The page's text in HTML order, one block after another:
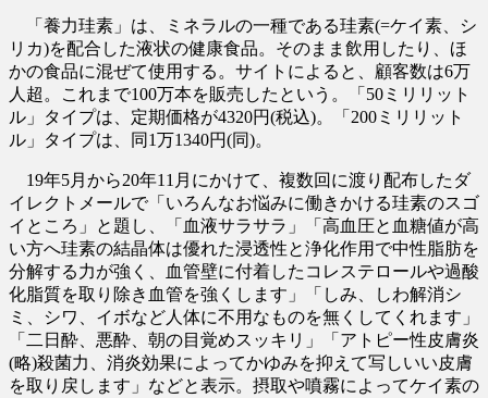
「養力珪素」は、ミネラルの一種である珪素(=ケイ素、シ
リカ)を配合した液状の健康食品。そのまま飲用したり、ほ
かの食品に混ぜて使用する。サイトによると、顧客数は6万
人超。これまで100万本を販売したという。「50ミリリット
ル」タイプは、定期価格が4320円(税込)。「200ミリリット
ル」タイプは、同1万1340円(同)。
19年5月から20年11月にかけて、複数回に渡り配布したダ
イレクトメールで「いろんなお悩みに働きかける珪素のスゴ
イところ」と題し、「血液サラサラ」「高血圧と血糖値が高
い方へ珪素の結晶体は優れた浸透性と浄化作用で中性脂肪を
分解する力が強く、血管壁に付着したコレステロールや過酸
化脂質を取り除き血管を強くします」「しみ、しわ解消シ
ミ、シワ、イボなど人体に不用なものを無くしてくれます」
「二日酔、悪酔、朝の目覚めスッキリ」「アトピー性皮膚炎
(略)殺菌力、消炎効果によってかゆみを抑えて写しいい皮膚
を取り戻します」などと表示。摂取や噴霧によってケイ素の